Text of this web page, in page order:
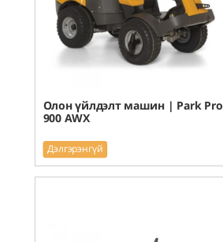
Олон үйлдэлт машин | Park Pro
900 AWX
Дэлгэрэнгүй